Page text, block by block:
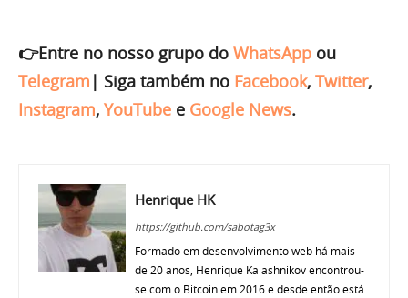
👉Entre no nosso grupo do WhatsApp ou
Telegram | Siga também no Facebook, Twitter,
Instagram, YouTube e Google News.
Henrique HK
https://github.com/sabotag3x
Formado em desenvolvimento web há mais
de 20 anos, Henrique Kalashnikov encontrou-
se com o Bitcoin em 2016 e desde então está